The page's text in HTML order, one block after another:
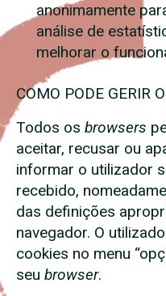
anonimamente
análise de
melhorar o
COMO PODE GERIR
Todos os browsers
aceitar, recusar ou
informar o utilizador
recebido,
das definições
navegador. O
cookies no menu
seu browser.